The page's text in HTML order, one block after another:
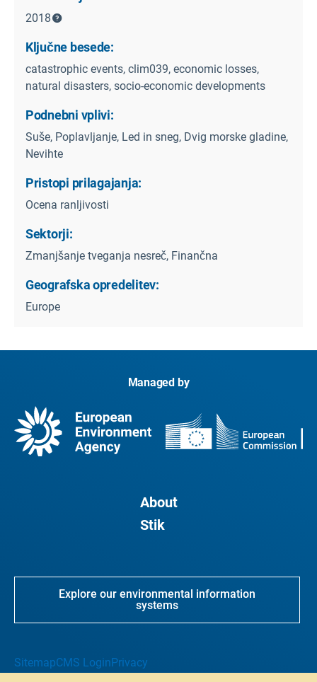
2018
Ključne besede:
catastrophic events, clim039, economic losses,
natural disasters, socio-economic developments
Podnebni vplivi:
Suše, Poplavljanje, Led in sneg, Dvig morske gladine,
Nevihte
Pristopi prilagajanja:
Ocena ranljivosti
Sektorji:
Zmanjšanje tveganja nesreč, Finančna
Geografska opredelitev:
Europe
Managed by
About
Stik
Explore our environmental information
systems
SitemapCMS LoginPrivacy